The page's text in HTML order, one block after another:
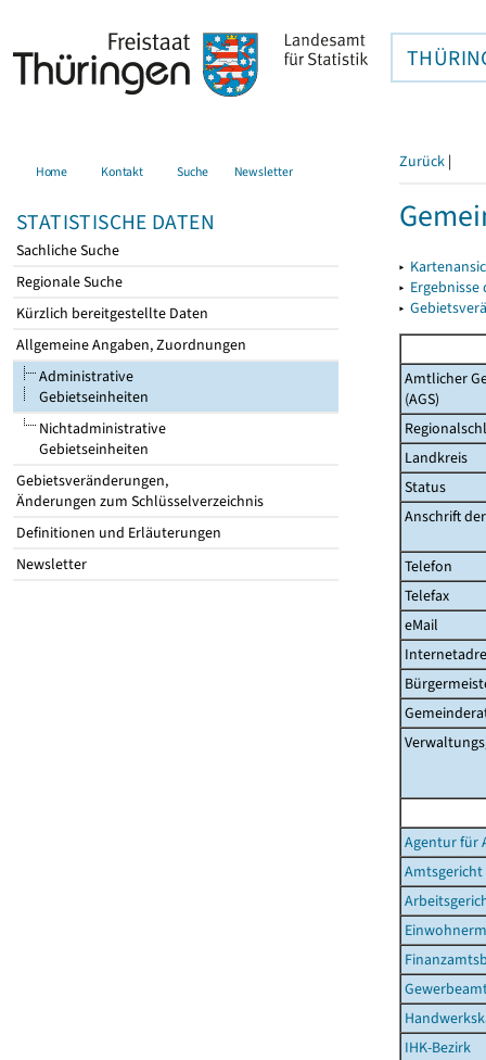
Home Kontakt Suche Newsletter
STATISTISCHE DATEN
Sachliche Suche
Regionale Suche
Kürzlich bereitgestellte Daten
Allgemeine Angaben, Zuordnungen
Administrative
Gebietseinheiten
Nichtadministrative
Gebietseinheiten
Gebietsveränderungen,
Änderungen zum Schlüsselverzeichnis
Definitionen und Erläuterungen
Newsletter
Zurück |
▸
▸
▸
Amtlicher
(AGS)
Landkreis
Status
Anschrift
Telefon
Telefax
eMail
Agentur für
Amtsgericht
IHK-Bezirk